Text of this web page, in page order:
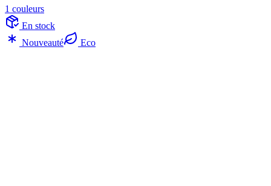
1 couleurs
En stock
Nouveauté
Eco